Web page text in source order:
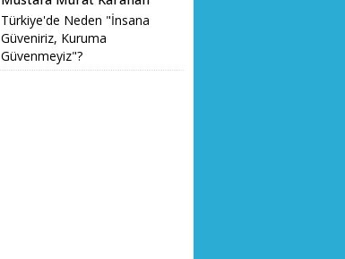
Türkiye'de Neden "İnsana
Güveniriz, Kuruma
Güvenmeyiz"?